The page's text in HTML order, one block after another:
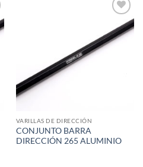
Add to
wishlist
VARILLAS DE DIRECCIÓN
CONJUNTO BARRA
DIRECCIÓN 265 ALUMINIO